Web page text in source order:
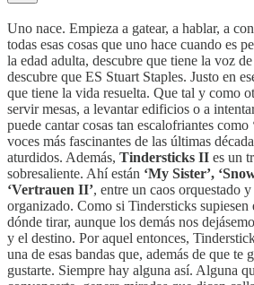
Uno nace. Empieza a gatear, a hablar, a
todas esas cosas que uno hace cuando es
la edad adulta, descubre que tiene la voz
descubre que ES Stuart Staples. Justo en
que tiene la vida resuelta. Que tal y como
servir mesas, a levantar edificios o a
puede cantar cosas tan escalofriantes como
voces más fascinantes de las últimas
aturdidos. Además, Tindersticks II es un
sobresaliente. Ahí están ‘My Sister’,
‘Vertrauen II’, entre un caos orquestado
organizado. Como si Tindersticks supiesen
dónde tirar, aunque los demás nos
y el destino. Por aquel entonces,
una de esas bandas que, además de que te
gustarte. Siempre hay alguna así. Alguna